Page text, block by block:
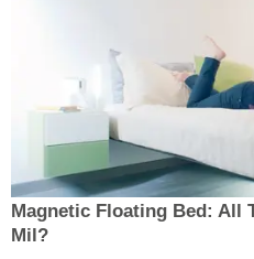
Magnetic Floating Bed: All
Mil?